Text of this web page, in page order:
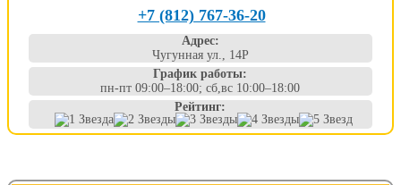
+7 (812) 767-36-20
Адрес:
Чугунная ул., 14Р
График работы:
пн-пт 09:00–18:00; сб,вс 10:00–18:00
Рейтинг: